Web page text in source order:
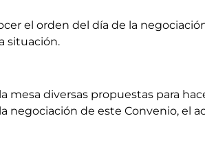
el orden del día de la
situación.
diversas propuestas para
negociación de este Convenio, el